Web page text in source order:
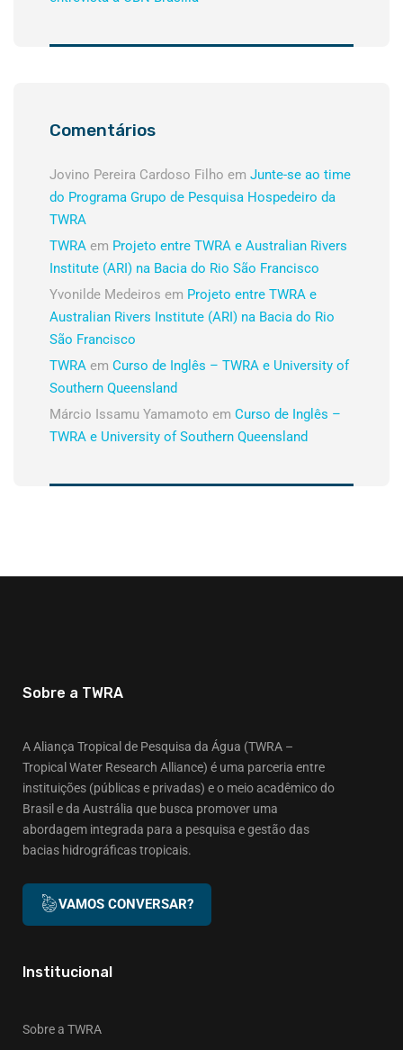
Comentários
Jovino Pereira Cardoso Filho em Junte-se ao time
do Programa Grupo de Pesquisa Hospedeiro da
TWRA
TWRA em Projeto entre TWRA e Australian Rivers
Institute (ARI) na Bacia do Rio São Francisco
Yvonilde Medeiros em Projeto entre TWRA e
Australian Rivers Institute (ARI) na Bacia do Rio
São Francisco
TWRA em Curso de Inglês – TWRA e University of
Southern Queensland
Márcio Issamu Yamamoto em Curso de Inglês –
TWRA e University of Southern Queensland
Sobre a TWRA
A Aliança Tropical de Pesquisa da Água (TWRA –
Tropical Water Research Alliance) é uma parceria entre
instituições (públicas e privadas) e o meio acadêmico do
Brasil e da Austrália que busca promover uma
abordagem integrada para a pesquisa e gestão das
bacias hidrográficas tropicais.
VAMOS CONVERSAR?
Institucional
Sobre a TWRA